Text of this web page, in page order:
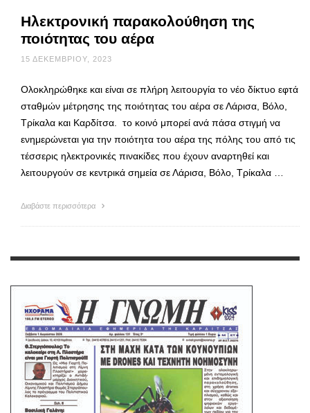
Ηλεκτρονική παρακολούθηση της
ποιότητας του αέρα
15 ΔΕΚΕΜΒΡΊΟΥ, 2023
Ολοκληρώθηκε και είναι σε πλήρη λειτουργία το νέο δίκτυο εφτά
σταθμών μέτρησης της ποιότητας του αέρα σε Λάρισα, Βόλο,
Τρίκαλα και Καρδίτσα. το κοινό μπορεί ανά πάσα στιγμή να
ενημερώνεται για την ποιότητα του αέρα της πόλης του από τις
τέσσερις ηλεκτρονικές πινακίδες που έχουν αναρτηθεί και
λειτουργούν σε κεντρικά σημεία σε Λάρισα, Βόλο, Τρίκαλα …
Διαβάστε περισσότερα